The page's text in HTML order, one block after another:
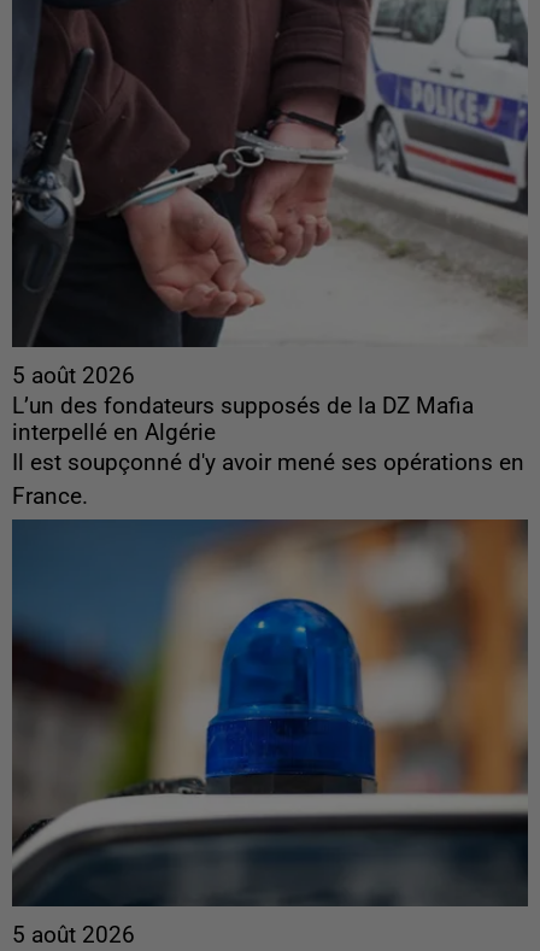
5 août 2026
L’un des fondateurs supposés de la DZ Mafia
interpellé en Algérie
Il est soupçonné d'y avoir mené ses opérations en
France.
5 août 2026